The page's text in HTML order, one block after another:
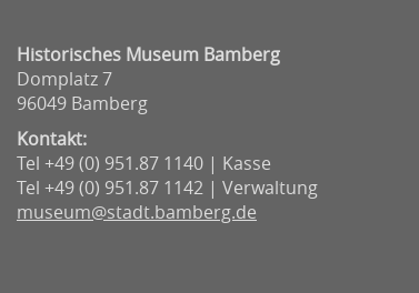
Historisches Museum Bamberg
Domplatz 7
96049 Bamberg
Kontakt:
Tel +49 (0) 951.87 1140 | Kasse
Tel +49 (0) 951.87 1142 | Verwaltung
museum@stadt.bamberg.de